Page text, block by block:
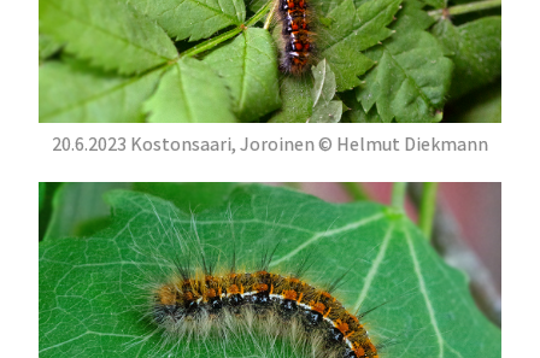
20.6.2023 Kostonsaari, Joroinen © Helmut Diekmann